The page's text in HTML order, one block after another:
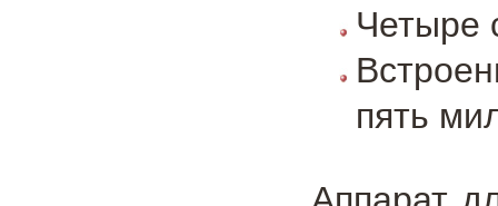
Четыре
пять